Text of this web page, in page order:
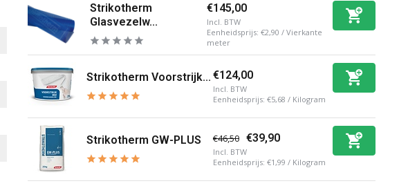
Strikotherm
Glasvezelw...
€145,00
Incl. BTW
Eenheidsprijs:€2,90 /Vierkante
meter
Strikotherm Voorstrijk... €124,00
Incl. BTW
Eenheidsprijs: €5,68 / Kilogram
Strikotherm GW-PLUS €46,50 €39,90
Incl. BTW
Eenheidsprijs: €1,99 / Kilogram